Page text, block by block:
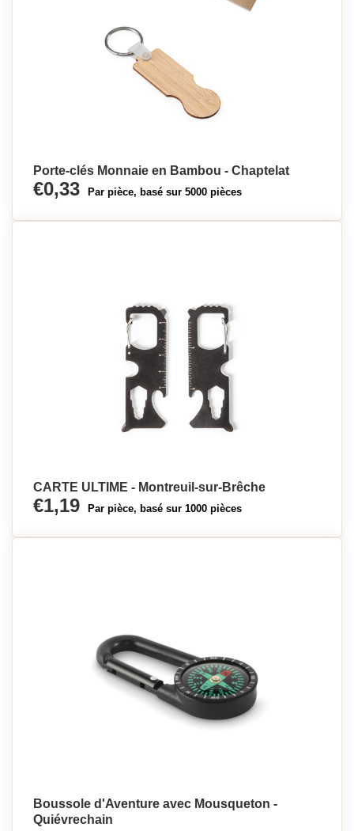
Porte-clés Monnaie en Bambou - Chaptelat
€0,33 Par pièce, basé sur 5000 pièces
CARTE ULTIME - Montreuil-sur-Brêche
€1,19 Par pièce, basé sur 1000 pièces
Boussole d'Aventure avec Mousqueton -
Quiévrechain